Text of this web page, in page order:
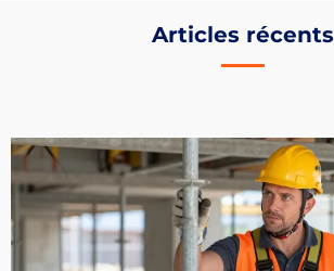
Articles récents